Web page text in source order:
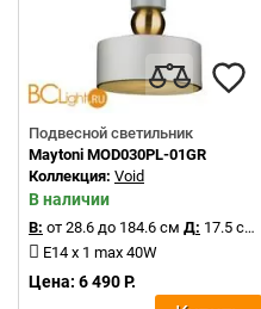
Подвесной светильник
Maytoni MOD030PL-01GR
Коллекция: Void
В наличии
В: от 28.6 до 184.6 см Д: 17.5 см
E14 x 1 max 40W
Цена: 6 490 Р.